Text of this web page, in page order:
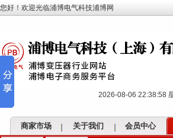
您好！欢迎光临浦博电气科技浦博网
2026-08-06 22:38:59
商家市场 关于我们 会员中心